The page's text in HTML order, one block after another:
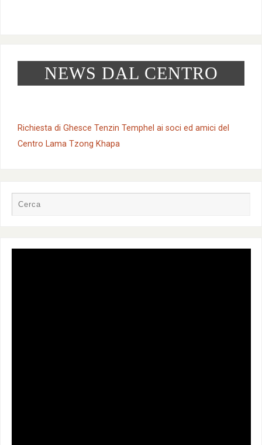
NEWS DAL CENTRO
Richiesta di Ghesce Tenzin Temphel ai soci ed amici del
Centro Lama Tzong Khapa